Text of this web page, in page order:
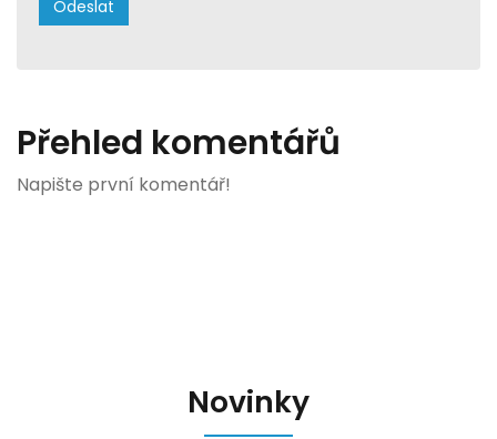
Přehled komentářů
Napište první komentář!
Novinky